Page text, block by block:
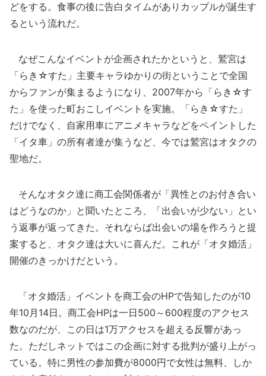
どをする。食事の後に告白タイムがありカップルが誕生す
るという流れだ。
なぜこんなイベントが企画されたかというと、鷲宮は
「らき☆すた」主要キャラゆかりの街ということで全国
からファンが集まるようになり、2007年から「らき☆す
た」を使った町おこしイベントを実施。「らき☆すた」
だけでなく、自家用車にアニメキャラなどをペイントした
「イタ車」の所有者達が集うなど、今では鷲宮はオタクの
聖地だ。
そんなオタク達に商工会関係者が「異性とのお付き合い
はどうなのか」と聞いたところ、「出会いが少ない」とい
う返事が返ってきた。それならば出会いの場を作ろうと提
案すると、オタク達は大いに喜んだ。これが「オタ婚活」
開催のきっかけだという。
「オタ婚活」イベントを商工会のHPで告知したのが10
年10月14日。商工会HPは一日500～600程度のアクセス
数なのだが、この日は1万アクセスを超える反響があっ
た。ただしネットではこの企画に対する批判が盛り上がっ
ている。特に男性の参加費が8000円で女性は無料、しか